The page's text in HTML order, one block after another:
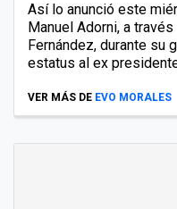
Así lo anunció este
Manuel Adorni, a
Fernández, durante su
estatus al ex
VER MÁS DE EVO MORALES